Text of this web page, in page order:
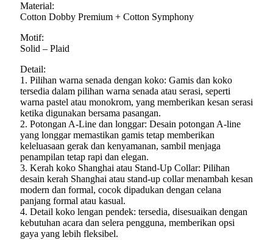
Material:
Cotton Dobby Premium + Cotton Symphony
Motif:
Solid – Plaid
Detail:
1. Pilihan warna senada dengan koko: Gamis dan koko
tersedia dalam pilihan warna senada atau serasi, seperti
warna pastel atau monokrom, yang memberikan kesan serasi
ketika digunakan bersama pasangan.
2. Potongan A-Line dan longgar: Desain potongan A-line
yang longgar memastikan gamis tetap memberikan
keleluasaan gerak dan kenyamanan, sambil menjaga
penampilan tetap rapi dan elegan.
3. Kerah koko Shanghai atau Stand-Up Collar: Pilihan
desain kerah Shanghai atau stand-up collar menambah kesan
modern dan formal, cocok dipadukan dengan celana
panjang formal atau kasual.
4. Detail koko lengan pendek: tersedia, disesuaikan dengan
kebutuhan acara dan selera pengguna, memberikan opsi
gaya yang lebih fleksibel.